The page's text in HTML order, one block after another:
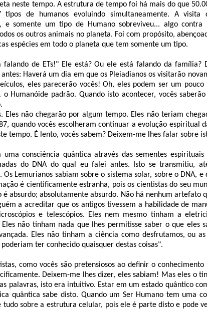
neste tempo. A estrutura de tempo foi há mais do que
tipos de humanos evoluindo simultaneamente. A visita
e somente um tipo de Humano sobreviveu... algo
os outros animais no planeta. Foi com propósito,
espécies em todo o planeta que tem somente um tipo.
falando de ETs!" Ele está? Ou ele está falando da família?
Haverá um dia em que os Pleiadianos os visitarão
eles parecerão vocês! Oh, eles podem ser um pouco
o Humanóide padrão. Quando isto acontecer, vocês
Eles não chegarão por algum tempo. Eles não teriam
quando vocês escolheram continuar a evolução espiritual
tempo. É lento, vocês sabem? Deixem-me lhes falar sobre
uma consciência quântica através das sementes
do DNA do qual eu falei antes. Isto se transmitiu,
Os Lemurianos sabiam sobre o sistema solar, sobre o DNA, e
é cientificamente estranha, pois os cientistas do seu
absurdo; absolutamente absurdo. Não há nenhum artefato
a acreditar que os antigos tivessem a habilidade de
e telescópios. Eles nem mesmo tinham a
não tinham nada que lhes permitisse saber o que eles
Eles não tinham a ciência como desfrutamos, ou
ter conhecido quaisquer destas coisas".
como vocês são pretensiosos ao definir o
Deixem-me lhes dizer, eles sabiam! Mas eles o
palavras, isto era intuitivo. Estar em um estado quântico
quântica sabe disto. Quando um Ser Humano tem uma
tudo sobre a estrutura celular, pois ele é parte disto e pode